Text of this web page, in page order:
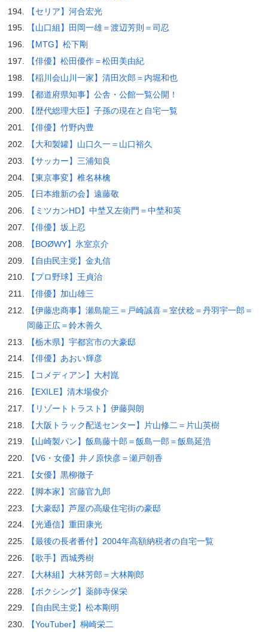
【セリア】河合宏光
【山口組】田岡一雄＝渡辺芳則＝司忍
【MTG】松下剛
【俳優】松田優作＝松田美由紀
【稲川会山川一家】清田次郎＝内堀和也
【都道府県知事】公舎・公館一覧公開！
【歴代総理大臣】子孫の現在と自宅一覧
【俳優】竹野内豊
【大和製罐】山口久一＝山口裕久
【サッカー】三浦知良
【東京事変】椎名林檎
【日本維新の会】遠藤敬
【ミツカンHD】中埜又左衛門＝中埜和英
【俳優】坂上忍
【BOØWY】氷室京介
【自由民主党】金丸信
【プロ野球】王貞治
【俳優】加山雄三
【伊藤忠商事】瀬島龍三＝戸崎誠喜＝室伏稔＝丹羽宇一郎＝
岡藤正広＝鈴木善久
【栃木県】宇都宮市の大豪邸
【俳優】あおい輝彦
【コメディアン】大村崑
【EXILE】清木場俊介
【リゾートトラスト】伊藤與朗
【大阪トラック配送センター】片山修二＝片山英樹
【山崎製パン】飯島藤十郎＝飯島一郎＝飯島延浩
【V6・女優】井ノ原快彦＝瀬戸朝香
【女優】黒柳徹子
【脚本家】宮藤官九郎
【大豪邸】芦屋の高級住宅街の豪邸
【光通信】重田康光
【最後の長者番付】2004年高額納税者の自宅一覧
【歌手】西城秀樹
【大林組】大林芳郎＝大林剛郎
【ボクシング】薬師寺保栄
【自由民主党】松本剛明
【YouTuber】桐崎栄二